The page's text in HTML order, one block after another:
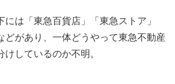
には「東急百貨店」「東急ストア」
どがあり、一体どうやって東急不動産
けしているのか不明。